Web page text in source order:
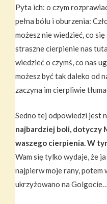
Pyta ich: o czym
pełna bólu i oburzenia:
możesz nie wiedzieć, co
straszne cierpienie nas
wiedzieć o czymś, co nas
możesz być tak daleko od
zaczyna im cierpliwie
Sedno tej odpowiedzi jest
najbardziej boli, dotyczy
waszego cierpienia. W
Wam się tylko wydaje, że
najpierw moje rany, potem
ukrzyżowano na Golgocie…